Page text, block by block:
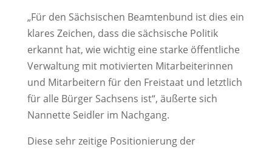
„Für den Sächsischen Beamtenbund ist dies ein
klares Zeichen, dass die sächsische Politik
erkannt hat, wie wichtig eine starke öffentliche
Verwaltung mit motivierten Mitarbeiterinnen
und Mitarbeitern für den Freistaat und letztlich
für alle Bürger Sachsens ist“, äußerte sich
Nannette Seidler im Nachgang.
Diese sehr zeitige Positionierung der